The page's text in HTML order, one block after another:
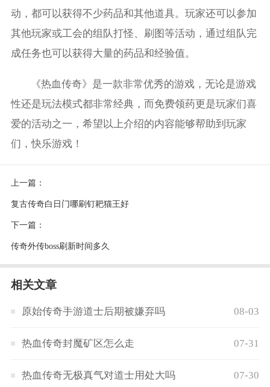
动，都可以获得不少药品和其他道具。玩家还可以参加
其他玩家或工会的组队打怪、刷图等活动，通过组队完
成任务也可以获得大量的药品和经验值。
《热血传奇》是一款非常优秀的游戏，无论是游戏
性还是玩法模式都非常经典，而免费领药更是玩家们喜
爱的活动之一，希望以上介绍的内容能够帮助到玩家
们，快乐游戏！
上一篇：
复古传奇白日门哪刷钉耙猫王好
下一篇：
传奇外传boss刷新时间多久
相关文章
原始传奇手游道士后期被嫌弃吗 08-03
热血传奇封魔矿区怎么走 07-31
热血传奇无极真气对道士用处大吗 07-30